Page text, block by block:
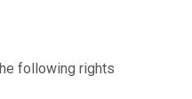
following rights